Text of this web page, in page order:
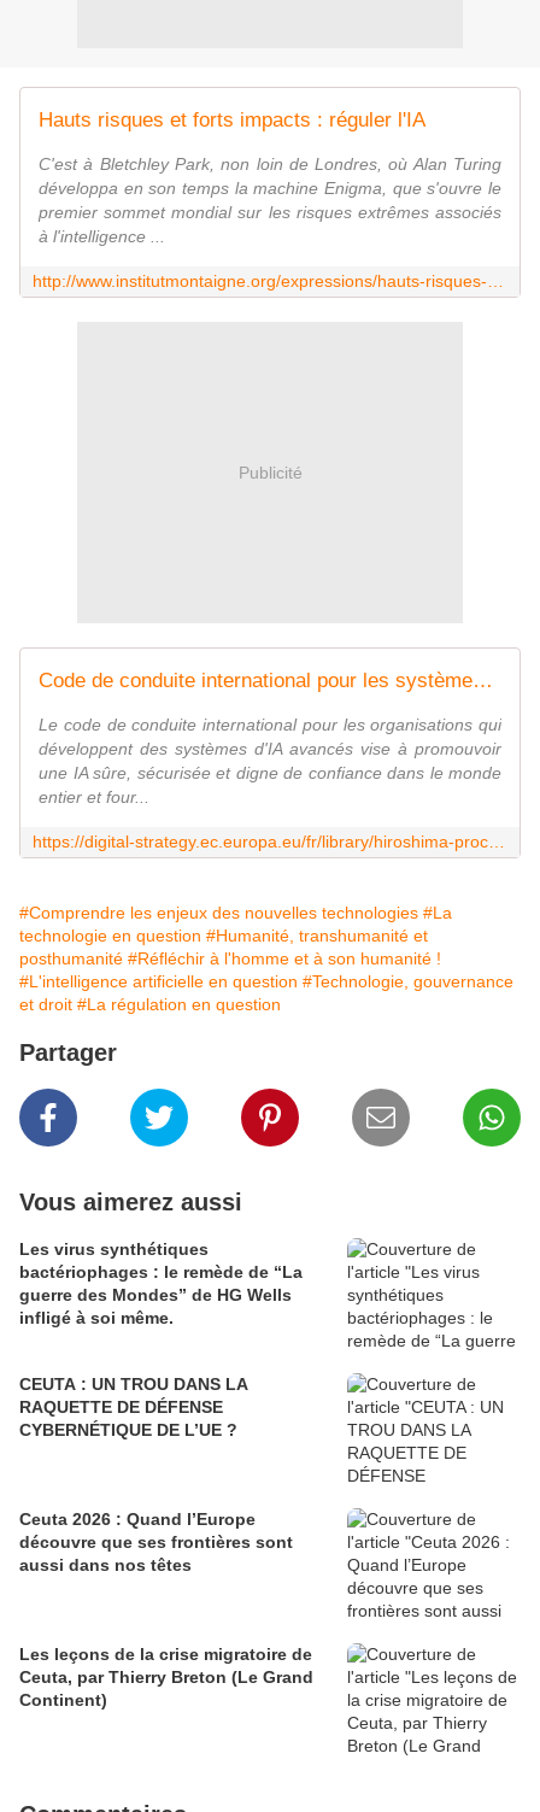
Hauts risques et forts impacts : réguler l'IA
C'est à Bletchley Park, non loin de Londres, où Alan Turing
développa en son temps la machine Enigma, que s'ouvre le
premier sommet mondial sur les risques extrêmes associés
à l'intelligence ...
Publicité
Code de conduite international pour les systèmes d'IA avancés dans le cadre du processus Hiroshima
Le code de conduite international pour les organisations qui
développent des systèmes d'IA avancés vise à promouvoir
une IA sûre, sécurisée et digne de confiance dans le monde
entier et four...
#Comprendre les enjeux des nouvelles technologies #La
technologie en question #Humanité, transhumanité et
posthumanité #Réfléchir à l'homme et à son humanité !
#L'intelligence artificielle en question #Technologie, gouvernance
et droit #La régulation en question
Partager
Vous aimerez aussi
Les virus synthétiques
bactériophages : le remède de “La
guerre des Mondes” de HG Wells
infligé à soi même.
CEUTA : UN TROU DANS LA
RAQUETTE DE DÉFENSE
CYBERNÉTIQUE DE L’UE ?
Ceuta 2026 : Quand l’Europe
découvre que ses frontières sont
aussi dans nos têtes
Les leçons de la crise migratoire de
Ceuta, par Thierry Breton (Le Grand
Continent)